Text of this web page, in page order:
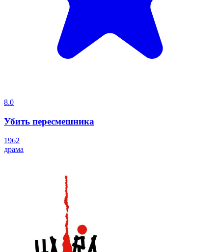
8.0
Убить пересмешника
1962
драма